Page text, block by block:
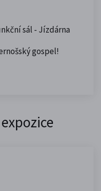
sál - Jízdárna
gospel!